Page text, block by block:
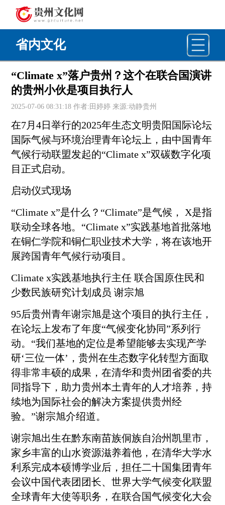
省内文化
“Climate x”落户贵州？这个在联合国演讲
的贵州小伙是项目执行人
2025-07-06 08:31:18 作者:田婷婷 来源:动静贵州
在7月4日举行的2025年生态文明贵阳 国际论坛
国际气候与环境治理青年论坛上，由中国青年
气候行动联盟发起的“Climate x”双碳数字化项
目正式启动。
启动仪式现场
“Climate x”是什么？“Climate”是气候， X是指
联动全球各地。“Climate x”实践基地首批落地
在铜仁学院和铜仁职业技术大学，将在该地开
展跨国青年气候行动项目。
Climate x实践基地执行主任 联合国原住民和
少数民族研究计划成员 谢宗旭
95后贵州青年谢宗旭是这个项目的执行主任，
在论坛上发布了年度“气候变化协同”系列行
动。“我们基地的定位是希望能够去实现产学
研‘三位一体’，贵州在生态数字化转型方面取
得非常丰硕的成果，在清华和贵州团省委的共
同指导下，助力贵州本土青年的人才培养，持
续地为国际社会的解决方案提供贵州经
验。”谢宗旭介绍道。
谢宗旭出生在黔东南苗族侗族自治州凯里市，
家乡丰富的山水资源滋养着他，在清华大学水
利系完成本硕博学业后，担任二十国集团青年
会议中国代表团团长、世界大学气候变化联盟
全球青年大使等职务，在联合国气候变化大会